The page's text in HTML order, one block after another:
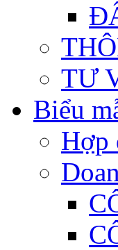
TƯ
Biểu
Hợp